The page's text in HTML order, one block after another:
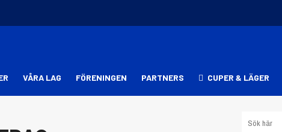
VÅRA LAG FÖRENINGEN PARTNERS CUPER & LÄGER